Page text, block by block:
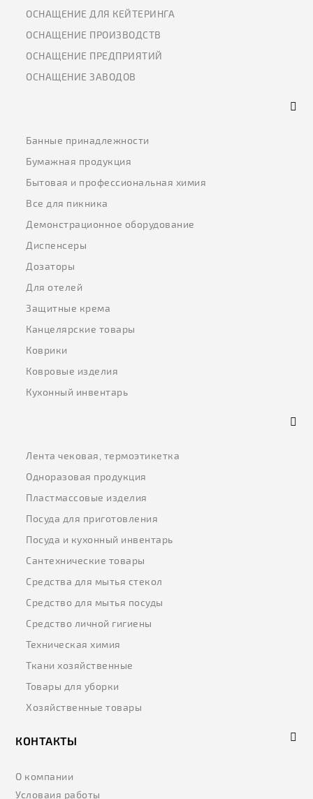
ОСНАЩЕНИЕ ДЛЯ КЕЙТЕРИНГА
ОСНАЩЕНИЕ ПРОИЗВОДСТВ
ОСНАЩЕНИЕ ПРЕДПРИЯТИЙ
ОСНАЩЕНИЕ ЗАВОДОВ
Банные принадлежности
Бумажная продукция
Бытовая и профессиональная химия
Все для пикника
Демонстрационное оборудование
Диспенсеры
Дозаторы
Для отелей
Защитные крема
Канцелярские товары
Коврики
Ковровые изделия
Кухонный инвентарь
Лента чековая, термоэтикетка
Одноразовая продукция
Пластмассовые изделия
Посуда для приготовления
Посуда и кухонный инвентарь
Сантехнические товары
Средства для мытья стекол
Средство для мытья посуды
Средство личной гигиены
Техническая химия
Ткани хозяйственные
Товары для уборки
Хозяйственные товары
КОНТАКТЫ
О компании
Условаия работы